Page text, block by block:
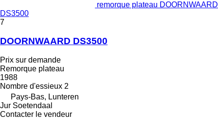
remorque plateau DOORNWAARD
DS3500
7
DOORNWAARD DS3500
Prix sur demande
Remorque plateau
1988
Nombre d'essieux 2
Pays-Bas, Lunteren
Jur Soetendaal
Contacter le vendeur